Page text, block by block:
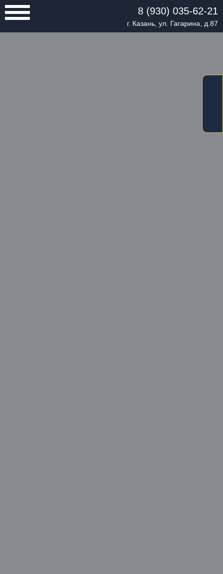
8 (930) 035-62-21
г. Казань, ул. Гагарина, д.87